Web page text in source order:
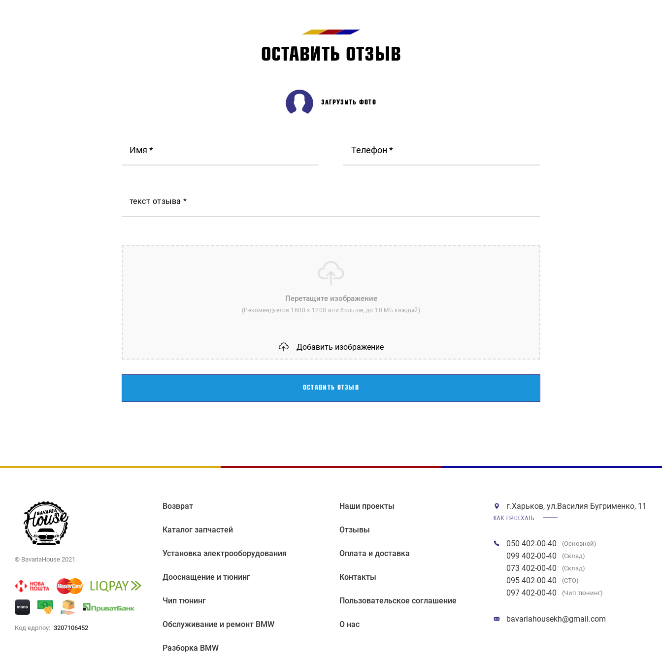
ОСТАВИТЬ ОТЗЫВ
ЗАГРУЗИТЬ ФОТО
Имя * Телефон *
текст отзыва *
(Рекомендуется 1600 × 1200 или больше, до 10 МБ каждый)
Добавить изображение
ОСТАВИТЬ ОТЗЫВ
© BavariaHouse 2021.
Код едрпоу: 3207106452
Возврат
Каталог запчастей
Установка электрооборудования
Дооснащение и тюнинг
Чип тюнинг
Обслуживание и ремонт BMW
Разборка BMW
Наши проекты
Отзывы
Оплата и доставка
Контакты
Пользовательское соглашение
О нас
г.Харьков, ул.Василия Бугрименко, 11
КАК ПРОЕХАТЬ
050 402-00-40 (Основной)
099 402-00-40 (Склад)
073 402-00-40 (Склад)
095 402-00-40 (СТО)
097 402-00-40 (Чип тюнинг)
bavariahousekh@gmail.com